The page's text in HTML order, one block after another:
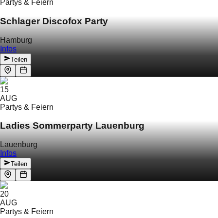
Partys & Feiern
Schlager Discofox Party
Hamburg
Infos
Teilen
15
AUG
Partys & Feiern
Ladies Sommerparty Lauenburg
Lauenburg
Infos
Teilen
20
AUG
Partys & Feiern